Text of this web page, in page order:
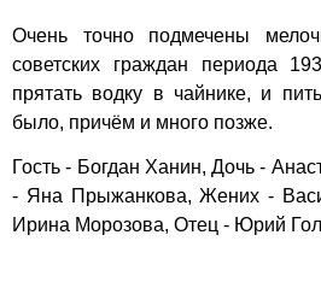
Очень точно подмечены
советских граждан периода
прятать водку в чайнике, и
было, причём и много позже.
Гость - Богдан Ханин, Дочь -
- Яна Прыжанкова, Жених -
Ирина Морозова, Отец - Юрий